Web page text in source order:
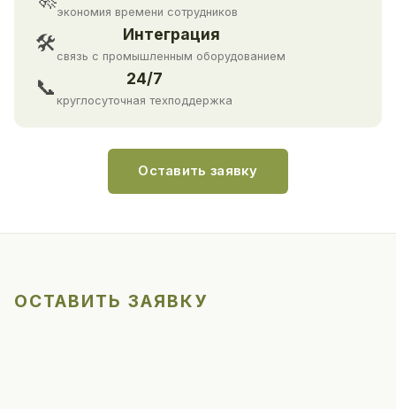
экономия времени сотрудников
🛠 Интеграция
связь с промышленным оборудованием
📞 24/7
круглосуточная техподдержка
Оставить заявку
ОСТАВИТЬ ЗАЯВКУ